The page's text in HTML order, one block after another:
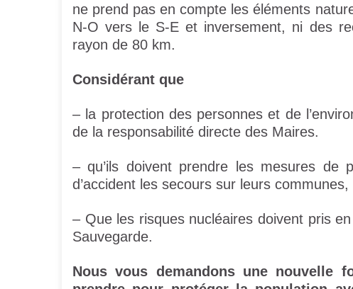
ne prend pas en compte les éléments
N-O vers le S-E et inversement, ni des
rayon de 80 km.
Considérant que
– la protection des personnes et de
de la responsabilité directe des Maires.
– qu’ils doivent prendre les mesures de
d’accident les secours sur leurs communes,
– Que les risques nucléaires doivent pris
Sauvegarde.
Nous vous demandons une nouvelle